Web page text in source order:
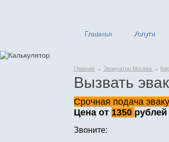
Главная Услуги
Главная → Эвакуатор Москва →
Вызвать
Срочная подача
Цена от 1350 рублей
Звоните: